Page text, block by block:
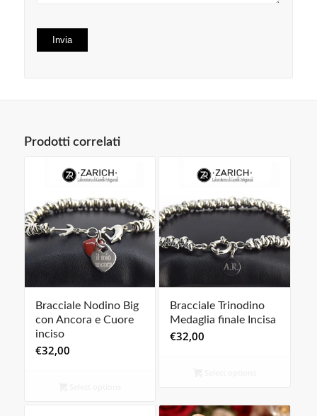
Prodotti correlati
Bracciale Nodino Big
con Ancora e Cuore
inciso
€32,00
Bracciale Trinodino
Medaglia finale Incisa
€32,00